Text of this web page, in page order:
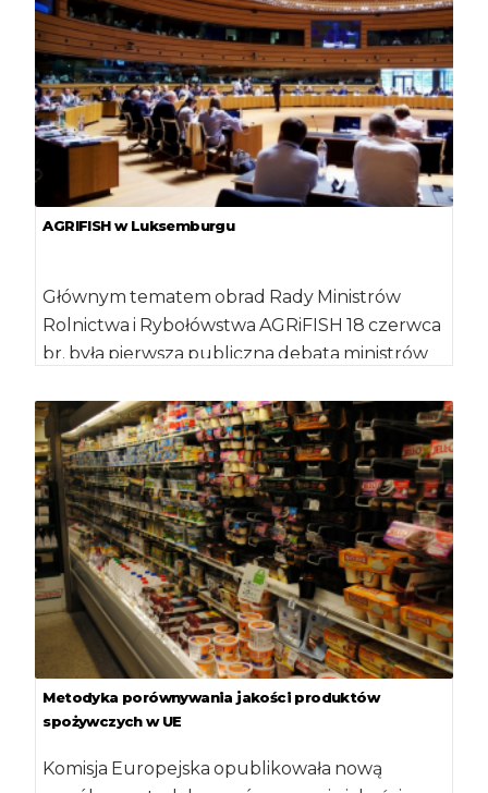
AGRIFISH w Luksemburgu
Głównym tematem obrad Rady Ministrów
Rolnictwa i Rybołówstwa AGRiFISH 18 czerwca
br. była pierwsza publiczna debata ministrów
Metodyka porównywania jakości produktów
spożywczych w UE
Komisja Europejska opublikowała nową